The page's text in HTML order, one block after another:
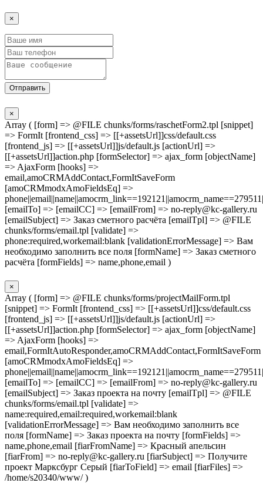
×
Отправить
×
Array ( [form] => @FILE chunks/forms/raschetForm2.tpl [snippet]
=> FormIt [frontend_css] => [[+assetsUrl]]css/default.css
[frontend_js] => [[+assetsUrl]]js/default.js [actionUrl] =>
[[+assetsUrl]]action.php [formSelector] => ajax_form [objectName]
=> AjaxForm [hooks] =>
email,amoCRMAddContact,FormItSaveForm
[amoCRMmodxAmoFieldsEq] =>
[emailTo] => [emailCC] => [emailFrom] => no-reply@kc-gallery.ru
[emailSubject] => Заказ сметного расчёта [emailTpl] => @FILE
chunks/forms/email.tpl [validate] =>
phone:required,workemail:blank [validationErrorMessage] => Вам
необходимо заполнить все поля [formName] => Заказ сметного
расчёта [formFields] => name,phone,email )
×
Array ( [form] => @FILE chunks/forms/projectMailForm.tpl
[snippet] => FormIt [frontend_css] => [[+assetsUrl]]css/default.css
[frontend_js] => [[+assetsUrl]]js/default.js [actionUrl] =>
[[+assetsUrl]]action.php [formSelector] => ajax_form [objectName]
=> AjaxForm [hooks] =>
email,FormItAutoResponder,amoCRMAddContact,FormItSaveForm
[amoCRMmodxAmoFieldsEq] =>
[emailTo] => [emailCC] => [emailFrom] => no-reply@kc-gallery.ru
[emailSubject] => Заказ проекта на почту [emailTpl] => @FILE
chunks/forms/email.tpl [validate] =>
name:required,email:required,workemail:blank
[validationErrorMessage] => Вам необходимо заполнить все
поля [formName] => Заказ проекта на почту [formFields] =>
name,phone,email [fiarFromName] => Красный апельсин
[fiarFrom] => no-reply@kc-gallery.ru [fiarSubject] => Получите
проект Марксбург Серый [fiarToField] => email [fiarFiles] =>
/home/s20340/www/ )